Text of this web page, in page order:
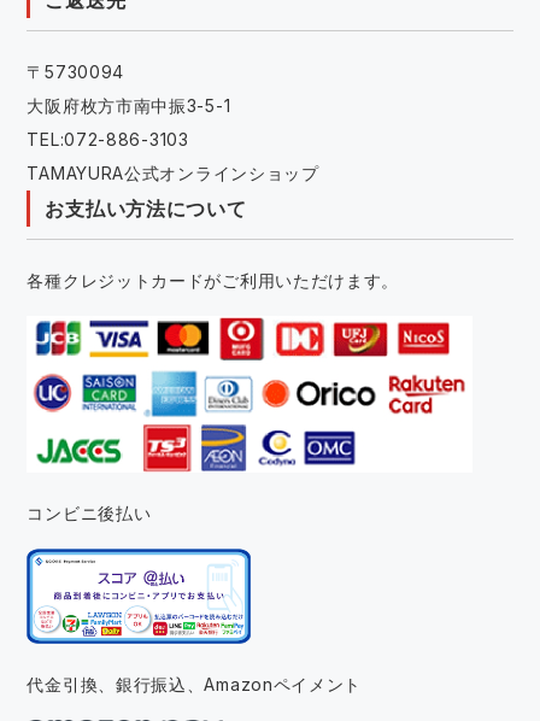
〒5730094
大阪府枚方市南中振3-5-1
TEL:072-886-3103
TAMAYURA公式オンラインショップ
お支払い方法について
各種クレジットカードがご利用いただけます。
コンビニ後払い
代金引換、銀行振込、Amazonペイメント